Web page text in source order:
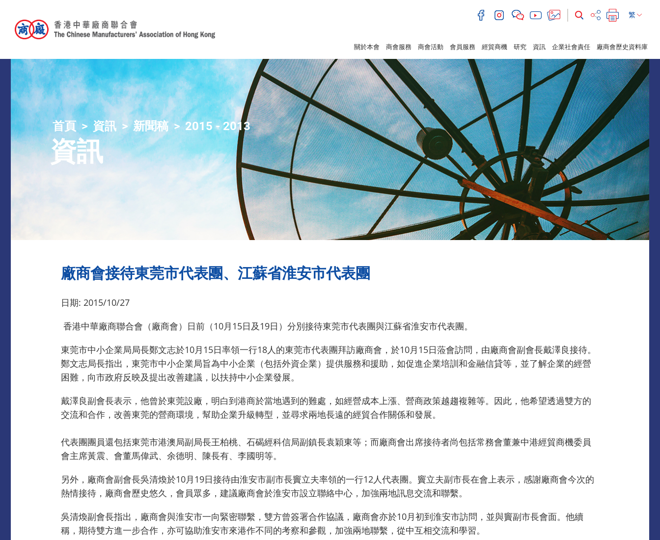
繁
關於本會 商會服務 商會活動 會員服務 經貿商機 研究 資訊 企業社會責任 廠商會歷史資料庫
首頁 資訊 新聞稿 2015 - 2013
資訊
廠商會接待東莞市代表團、江蘇省淮安市代表團
日期: 2015/10/27
香港中華廠商聯合會（廠商會）日前（10月15日及19日）分別接待東莞市代表團與江蘇省淮安市代表團。
東莞市中小企業局局長鄭文志於10月15日率領一行18人的東莞市代表團拜訪廠商會，於10月15日蒞會訪問，由廠商會副會長戴澤良接待。
鄭文志局長指出，東莞市中小企業局旨為中小企業（包括外資企業）提供服務和援助，如促進企業培訓和金融信貸等，並了解企業的經營
困難，向市政府反映及提出改善建議，以扶持中小企業發展。
戴澤良副會長表示，他曾於東莞設廠，明白到港商於當地遇到的難處，如經營成本上漲、營商政策越趨複雜等。因此，他希望透過雙方的
交流和合作，改善東莞的營商環境，幫助企業升級轉型，並尋求兩地長遠的經貿合作關係和發展。
代表團團員還包括東莞市港澳局副局長王柏桃、石碣經科信局副鎮長袁穎東等；而廠商會出席接待者尚包括常務會董兼中港經貿商機委員
會主席黃震、會董馬偉武、余德明、陳長有、李國明等。
另外，廠商會副會長吳清煥於10月19日接待由淮安市副市長竇立夫率領的一行12人代表團。竇立夫副市長在會上表示，感謝廠商會今次的
熱情接待，廠商會歷史悠久，會員眾多，建議廠商會於淮安市設立聯絡中心，加強兩地訊息交流和聯繫。
吳清煥副會長指出，廠商會與淮安市一向緊密聯繫，雙方曾簽署合作協議，廠商會亦於10月初到淮安市訪問，並與竇副市長會面。他續
稱，期待雙方進一步合作，亦可協助淮安市來港作不同的考察和參觀，加強兩地聯繫，從中互相交流和學習。